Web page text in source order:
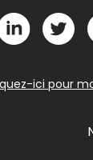
ici pour